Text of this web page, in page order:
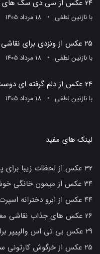
24 عکس از سی دی سگ های نگهبان و بهترین لحظات شیرین آن‌ها
بانازنین لطفی 18 مرداد 1405
25 عکس از ونزدی برای نقاشی ساده و شگفت‌انگیز
بانازنین لطفی 18 مرداد 1405
24 عکس از دلم گرفته ای دوست هوای گریه
بانازنین لطفی 18 مرداد 1405
لینک های مفید
32 عکس از لحظات زیبا برای پروفایل شما
34 عکس از میمون خانگی خوشگل برای عاشقان حیوانات
44 عکس از ابرو دخترانه اسپرت برای زیبایی و جذابیت بیشتر
26 عکس های جذاب نقاشی معلم مرد که شما را شگفت زده می کند
29 عکس بی تی اس والپیپر برای قلب های عاشق
25 عکس از خرگوش کارتونی ساده و دوست‌داشتنی